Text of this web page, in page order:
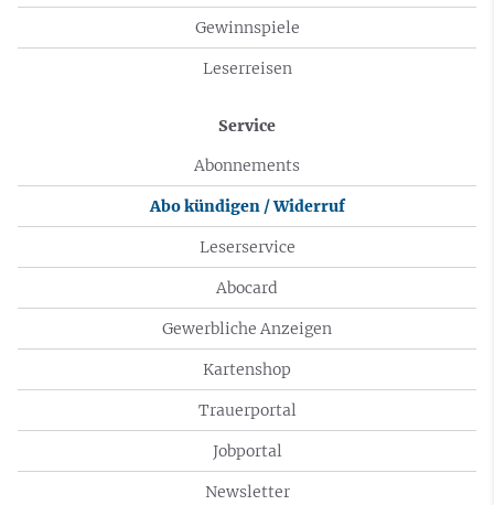
Gewinnspiele
Leserreisen
Service
Abonnements
Abo kündigen / Widerruf
Leserservice
Abocard
Gewerbliche Anzeigen
Kartenshop
Trauerportal
Jobportal
Newsletter